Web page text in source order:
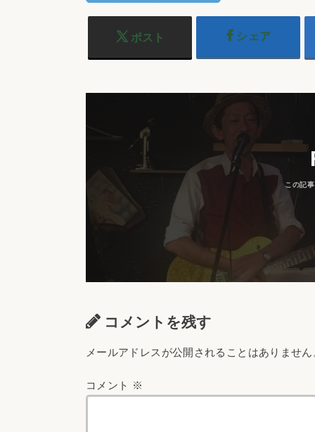
ポスト シェア
コメントを残す
メールアドレスが公開されることはありません
コメント ※